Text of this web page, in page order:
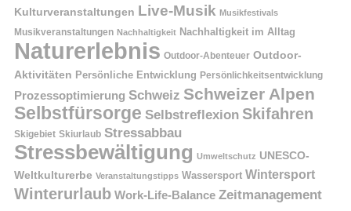
Kulturveranstaltungen Live-Musik Musikfestivals
Musikveranstaltungen Nachhaltigkeit Nachhaltigkeit im Alltag
Naturerlebnis Outdoor-Abenteuer Outdoor-
Aktivitäten Persönliche Entwicklung Persönlichkeitsentwicklung
Prozessoptimierung Schweiz Schweizer Alpen
Selbstfürsorge Selbstreflexion Skifahren
Skigebiet Skiurlaub Stressabbau
Stressbewältigung Umweltschutz UNESCO-
Weltkulturerbe Veranstaltungstipps Wassersport Wintersport
Winterurlaub Work-Life-Balance Zeitmanagement